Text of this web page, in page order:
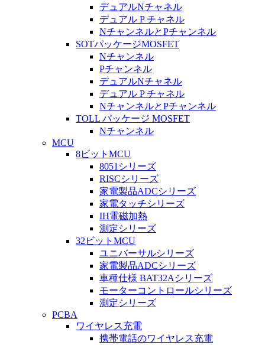
デュアルNチャネル
デュアル P チャネル
NチャンネルとPチャンネル
SOTパッケージMOSFET
Nチャンネル
Pチャンネル
デュアルNチャネル
デュアル P チャネル
NチャンネルとPチャンネル
TOLL パッケージ MOSFET
Nチャンネル
MCU
8ビットMCU
8051シリーズ
RISCシリーズ
家電製品ADCシリーズ
家電タッチシリーズ
IH電磁加熱
測定シリーズ
32ビットMCU
ユニバーサルシリーズ
家電製品ADCシリーズ
車種仕様 BAT32Aシリーズ
モーターコントロールシリーズ
測定シリーズ
PCBA
ワイヤレス充電
携帯電話のワイヤレス充電